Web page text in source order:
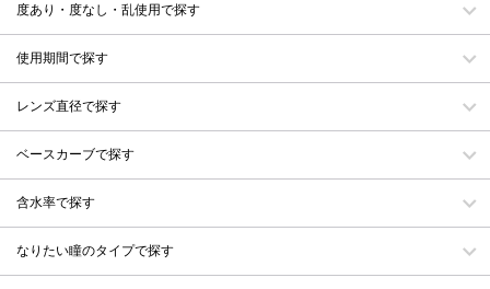
度あり・度なし・乱使用で探す
使用期間で探す
レンズ直径で探す
ベースカーブで探す
含水率で探す
なりたい瞳のタイプで探す